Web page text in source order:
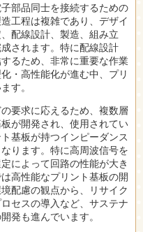
部品同士を接続するための
工程は複雑であり、デザイ
配線設計、製造、組み立
されます。特に配線設計
るため、非常に重要な作業
・高性能化が進む中、プリ
す。
要求に応えるため、複数層
が開発され、使用されてい
基板が持つインピーダンス
ります。特に高周波信号を
によって回路の性能が大き
高性能なプリント基板の開
配慮の観点から、リサイク
セスの導入など、サステナ
発も進んでいます。